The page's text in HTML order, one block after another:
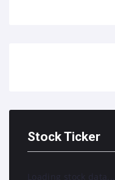
Stock Ticker
Loading stock data...